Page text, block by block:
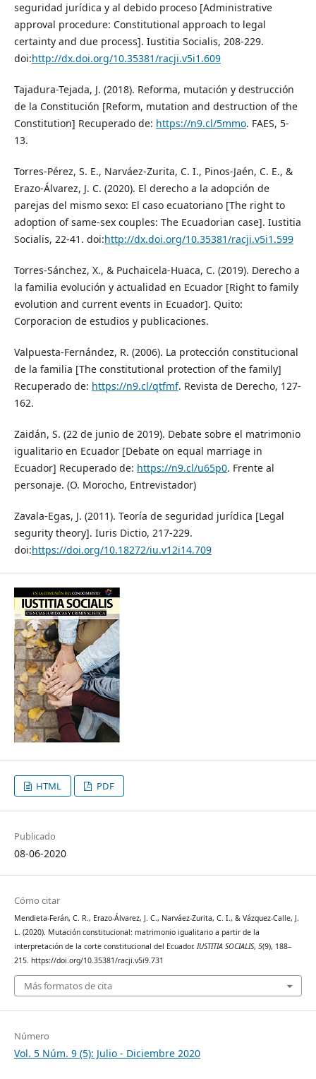
seguridad jurídica y al debido proceso [Administrative
approval procedure: Constitutional approach to legal
certainty and due process]. Iustitia Socialis, 208-229.
doi:http://dx.doi.org/10.35381/racji.v5i1.609
Tajadura-Tejada, J. (2018). Reforma, mutación y destrucción
de la Constitución [Reform, mutation and destruction of the
Constitution] Recuperado de: https://n9.cl/5mmo. FAES, 5-
13.
Torres-Pérez, S. E., Narváez-Zurita, C. I., Pinos-Jaén, C. E., &
Erazo-Álvarez, J. C. (2020). El derecho a la adopción de
parejas del mismo sexo: El caso ecuatoriano [The right to
adoption of same-sex couples: The Ecuadorian case]. Iustitia
Socialis, 22-41. doi:http://dx.doi.org/10.35381/racji.v5i1.599
Torres-Sánchez, X., & Puchaicela-Huaca, C. (2019). Derecho a
la familia evolución y actualidad en Ecuador [Right to family
evolution and current events in Ecuador]. Quito:
Corporacion de estudios y publicaciones.
Valpuesta-Fernández, R. (2006). La protección constitucional
de la familia [The constitutional protection of the family]
Recuperado de: https://n9.cl/qtfmf. Revista de Derecho, 127-
162.
Zaidán, S. (22 de junio de 2019). Debate sobre el matrimonio
igualitario en Ecuador [Debate on equal marriage in
Ecuador] Recuperado de: https://n9.cl/u65p0. Frente al
personaje. (O. Morocho, Entrevistador)
Zavala-Egas, J. (2011). Teoría de seguridad jurídica [Legal
segurity theory]. Iuris Dictio, 217-229.
doi:https://doi.org/10.18272/iu.v12i14.709
HTML PDF
Publicado
08-06-2020
Cómo citar
Mendieta-Ferán, C. R., Erazo-Álvarez, J. C., Narváez-Zurita, C. I., & Vázquez-Calle, J.
L. (2020). Mutación constitucional: matrimonio igualitario a partir de la
interpretación de la corte constitucional del Ecuador. IUSTITIA SOCIALIS, 5(9), 188–
215. https://doi.org/10.35381/racji.v5i9.731
Más formatos de cita
Número
Vol. 5 Núm. 9 (5): Julio - Diciembre 2020